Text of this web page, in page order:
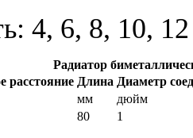
4, 6, 8, 10,
Радиатор
расстояние Длина Диаметр
мм
дюйм
80 1